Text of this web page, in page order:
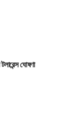
ঘোষণা